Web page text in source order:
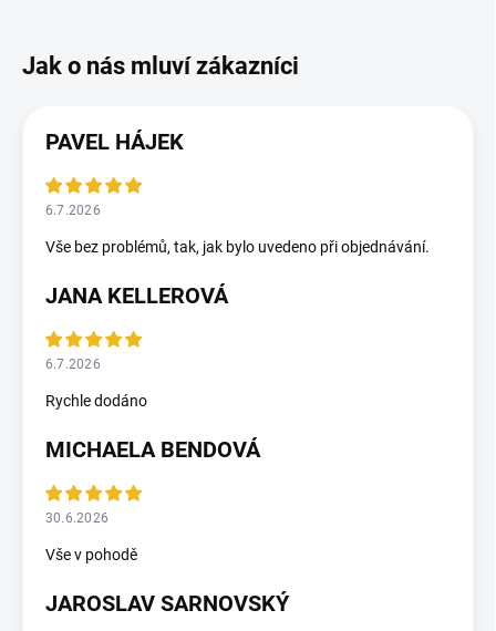
PAVEL HÁJEK
6.7.2026
Vše bez problémů, tak, jak bylo uvedeno při objednávání.
JANA KELLEROVÁ
6.7.2026
Rychle dodáno
MICHAELA BENDOVÁ
30.6.2026
Vše v pohodě
JAROSLAV SARNOVSKÝ